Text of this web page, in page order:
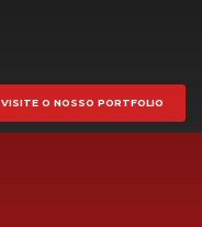
VISITE O NOSSO PORTFOLIO